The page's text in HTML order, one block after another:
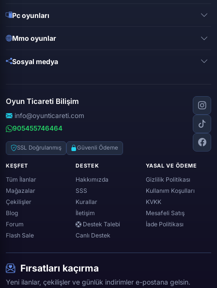
Mobile legends
Free fire
Minecraft
Pc oyunları
Gta online
Lost ark
World of warcraft
Zula
Mmo oyunlar
Wolfteam
Black desert online
Genshin ımpact
Sosyal medya
Discord
Youtube
Twitter (x)
Spotify
Oyun Ticareti Bilişim
info@oyunticareti.com
905455746464
SSL Doğrulanmış Güvenli Ödeme
KEŞFET
Tüm İlanlar
Mağazalar
Çekilişler
Blog
Forum
Flash Sale
DESTEK
Hakkımızda
SSS
Kurallar
İletişim
Destek Talebi
Canlı Destek
YASAL VE ÖDEME
Gizlilik Politikası
Kullanım Koşulları
KVKK
Mesafeli Satış
İade Politikası
Fırsatları kaçırma
Yeni ilanlar, çekilişler ve günlük indirimler e-postana gelsin.